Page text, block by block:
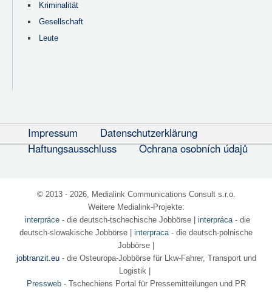
Kriminalität
Gesellschaft
Leute
Impressum
Datenschutzerklärung
Haftungsausschluss
Ochrana osobních údajů
© 2013 - 2026, Medialink Communications Consult s.r.o.
Weitere Medialink-Projekte:
interpráce- die deutsch-tschechische Jobbörse| interpráca- die
deutsch-slowakische Jobbörse | interpraca- die deutsch-polnische
Jobbörse |
jobtranzit.eu- die Osteuropa-Jobbörse für Lkw-Fahrer, Transport und
Logistik |
Pressweb- Tschechiens Portal für Pressemitteilungen und PR